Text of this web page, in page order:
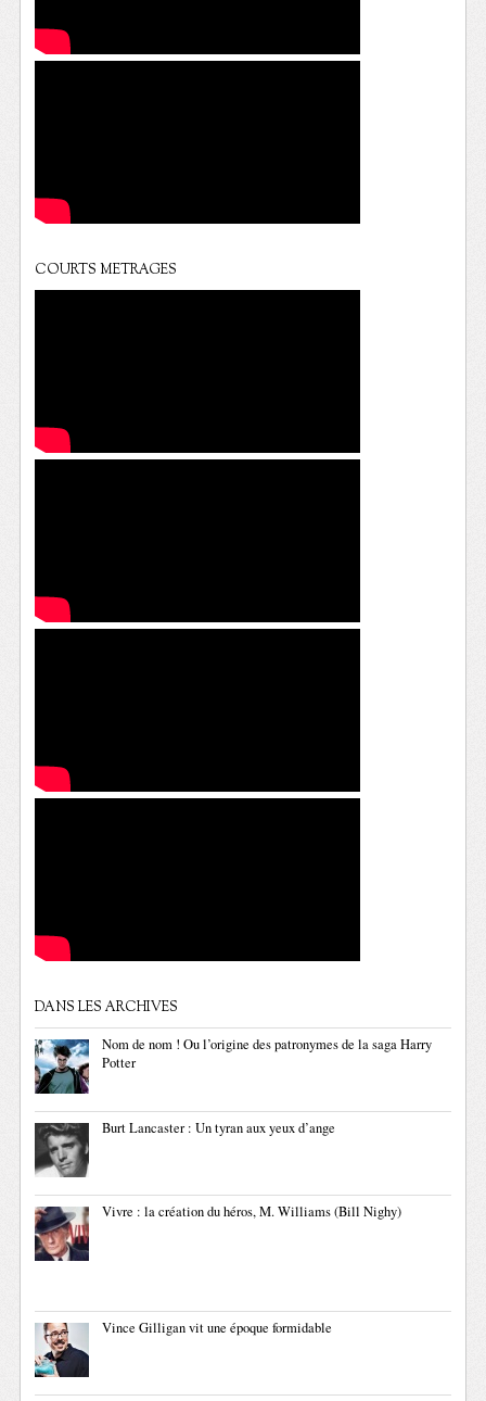
COURTS METRAGES
DANS LES ARCHIVES
Nom de nom ! Ou l’origine des patronymes de la saga Harry
Potter
Burt Lancaster : Un tyran aux yeux d’ange
Vivre : la création du héros, M. Williams (Bill Nighy)
Vince Gilligan vit une époque formidable